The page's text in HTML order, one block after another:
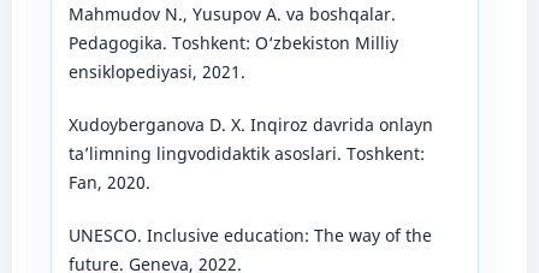
Mahmudov N., Yusupov A. va boshqalar.
Pedagogika. Toshkent: O‘zbekiston Milliy
ensiklopediyasi, 2021.
Xudoyberganova D. X. Inqiroz davrida onlayn
ta’limning lingvodidaktik asoslari. Toshkent:
Fan, 2020.
UNESCO. Inclusive education: The way of the
future. Geneva, 2022.